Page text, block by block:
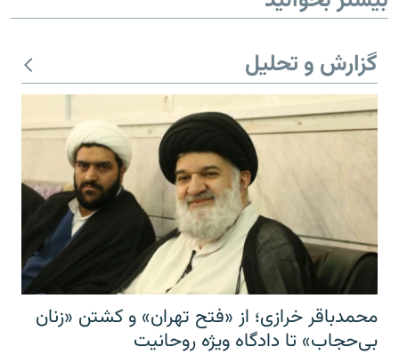
گزارش و تحلیل
محمدباقر خرازی؛ از «فتح تهران» و کشتن «زنان
بی‌حجاب» تا دادگاه ویژه روحانیت